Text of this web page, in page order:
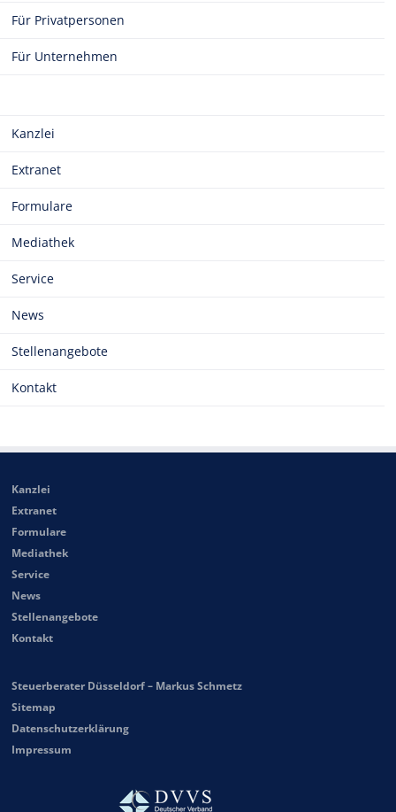
Für Privatpersonen
Für Unternehmen
Kanzlei
Extranet
Formulare
Mediathek
Service
News
Stellenangebote
Kontakt
Kanzlei
Extranet
Formulare
Mediathek
Service
News
Stellenangebote
Kontakt
Steuerberater Düsseldorf – Markus Schmetz
Sitemap
Datenschutzerklärung
Impressum